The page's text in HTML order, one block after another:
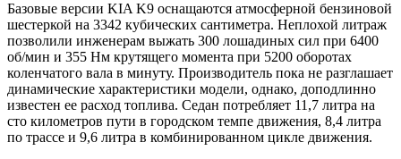
Базовые версии KIA K9 оснащаются атмосферной бензиновой
шестеркой на 3342 кубических сантиметра. Неплохой литраж
позволили инженерам выжать 300 лошадиных сил при 6400
об/мин и 355 Нм крутящего момента при 5200 оборотах
коленчатого вала в минуту. Производитель пока не разглашает
динамические характеристики модели, однако, доподлинно
известен ее расход топлива. Седан потребляет 11,7 литра на
сто километров пути в городском темпе движения, 8,4 литра
по трассе и 9,6 литра в комбинированном цикле движения.